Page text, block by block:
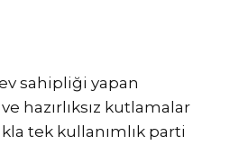
sahipliği yapan
hazırlıksız kutlamalar
tek kullanımlık parti